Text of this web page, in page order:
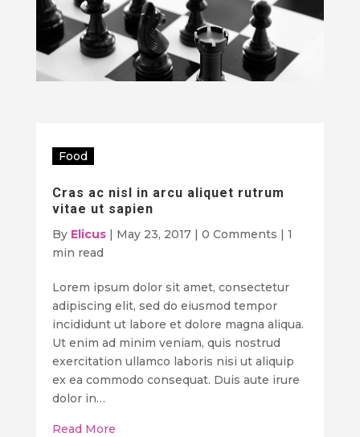
Food
Cras ac nisl in arcu aliquet rutrum
vitae ut sapien
By Elicus| May 23, 2017| 0 Comments | 1
min read
Lorem ipsum dolor sit amet, consectetur
adipiscing elit, sed do eiusmod tempor
incididunt ut labore et dolore magna aliqua.
Ut enim ad minim veniam, quis nostrud
exercitation ullamco laboris nisi ut aliquip
ex ea commodo consequat. Duis aute irure
dolor in…
Read More